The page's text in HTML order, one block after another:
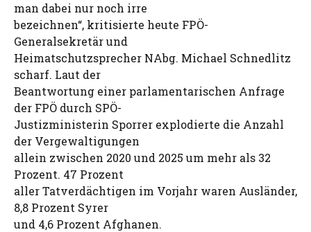
man dabei nur noch irre
bezeichnen“, kritisierte heute FPÖ-
Generalsekretär und
Heimatschutzsprecher NAbg. Michael Schnedlitz
scharf. Laut der
Beantwortung einer parlamentarischen Anfrage
der FPÖ durch SPÖ-
Justizministerin Sporrer explodierte die Anzahl
der Vergewaltigungen
allein zwischen 2020 und 2025 um mehr als 32
Prozent. 47 Prozent
aller Tatverdächtigen im Vorjahr waren Ausländer,
8,8 Prozent Syrer
und 4,6 Prozent Afghanen.